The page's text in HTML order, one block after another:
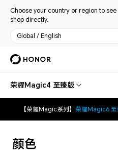
Choose your country or region to
shop directly.
Global / English
荣耀Magic4 至臻版
【荣耀Magic系列】 荣耀Magic6 至